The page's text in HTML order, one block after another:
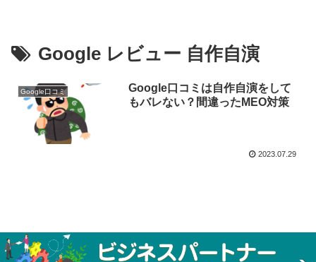
Google レビュー 自作自演
Google口コミ
Google口コミは自作自演をして
もバレない？間違ったMEO対策
2023.07.29